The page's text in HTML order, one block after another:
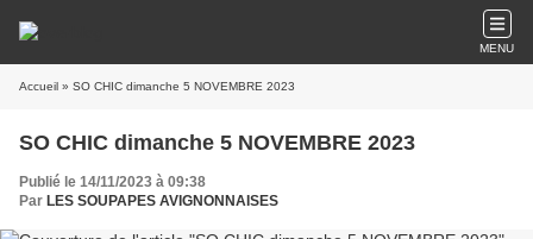
MENU
Accueil » SO CHIC dimanche 5 NOVEMBRE 2023
SO CHIC dimanche 5 NOVEMBRE 2023
Publié le 14/11/2023 à 09:38
Par LES SOUPAPES AVIGNONNAISES